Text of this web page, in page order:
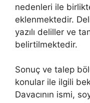
nedenleri ile
eklenmektedir.
yazılı deliller ve
belirtilmektedir.
Sonuç ve talep
konular ile ilgili
Davacının ismi,